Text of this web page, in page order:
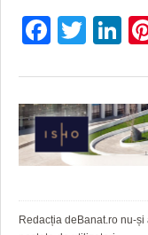
SFATURI
Redacția deBanat.ro nu-